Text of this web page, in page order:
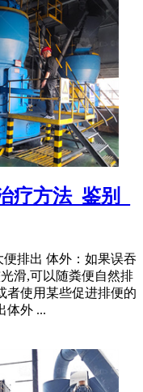
疗方法_鉴别_
排出 体外：如果误吞
滑,可以随粪便自然排
者使用某些促进排便的
体外 ...